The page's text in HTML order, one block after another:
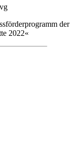
der
2022«